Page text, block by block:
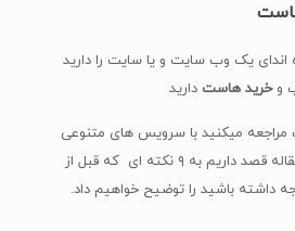
اندای یک وب سایت و یا سایت را دارید
وخرید هاست دارید
میکنید با سرویس های متنوعی
به ۹ نکته ای که قبل از
داشته باشید را توضیح خواهیم داد.